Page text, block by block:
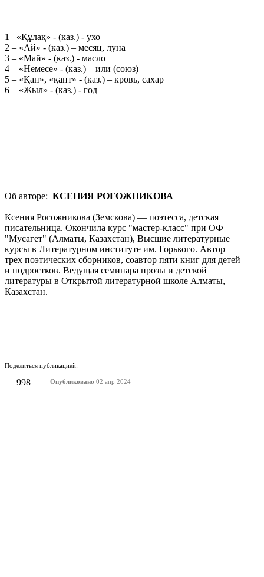
1 –«Құлақ» - (каз.) - ухо
2 – «Ай» - (каз.) – месяц, луна
3 – «Май» - (каз.) - масло
4 – «Немесе» - (каз.) – или (союз)
5 – «Қан», «қант» - (каз.) – кровь, сахар
6 – «Жыл» - (каз.) - год
Об авторе: КСЕНИЯ РОГОЖНИКОВА
Ксения Рогожникова (Земскова) — поэтесса, детская
писательница. Окончила курс "мастер-класс" при ОФ
"Мусагет" (Алматы, Казахстан), Высшие литературные
курсы в Литературном институте им. Горького. Автор
трех поэтических сборников, соавтор пяти книг для детей
и подростков. Ведущая семинара прозы и детской
литературы в Открытой литературной школе Алматы,
Казахстан.
Поделиться публикацией:
998 Опубликовано 02 апр 2024